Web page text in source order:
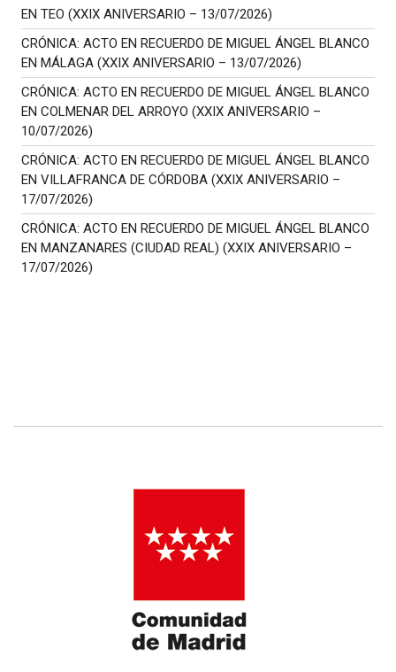
EN TEO (XXIX ANIVERSARIO – 13/07/2026)
CRÓNICA: ACTO EN RECUERDO DE MIGUEL ÁNGEL BLANCO
EN MÁLAGA (XXIX ANIVERSARIO – 13/07/2026)
CRÓNICA: ACTO EN RECUERDO DE MIGUEL ÁNGEL BLANCO
EN COLMENAR DEL ARROYO (XXIX ANIVERSARIO –
10/07/2026)
CRÓNICA: ACTO EN RECUERDO DE MIGUEL ÁNGEL BLANCO
EN VILLAFRANCA DE CÓRDOBA (XXIX ANIVERSARIO –
17/07/2026)
CRÓNICA: ACTO EN RECUERDO DE MIGUEL ÁNGEL BLANCO
EN MANZANARES (CIUDAD REAL) (XXIX ANIVERSARIO –
17/07/2026)